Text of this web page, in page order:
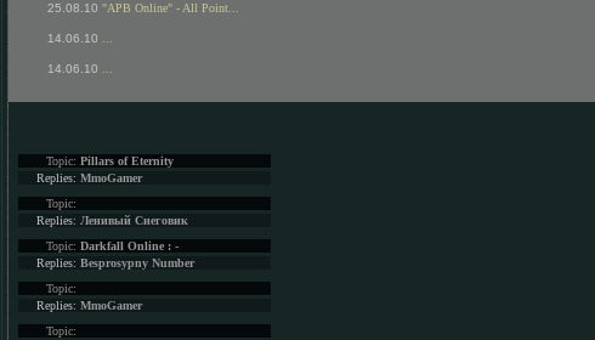
25.08.10 "APB Online" - All Point...
14.06.10
14.06.10
Topic: Pillars of Eternity
Replies: MmoGamer
Topic:
Replies: Ленивый Снеговик
Topic: Darkfall Online : -
Replies: Besprosypny Number
Topic:
Replies: MmoGamer
Topic: